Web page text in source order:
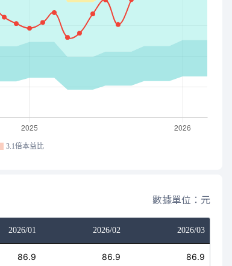
3.1倍本益比
數據單位：元
2026/01 2026/02 2026/03
86.9 86.9 86.9